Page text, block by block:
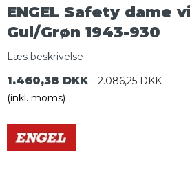
ENGEL Safety dame
Gul/Grøn 1943-930
Læs beskrivelse
1.460,38 DKK
2.086,25 DKK
(inkl. moms)